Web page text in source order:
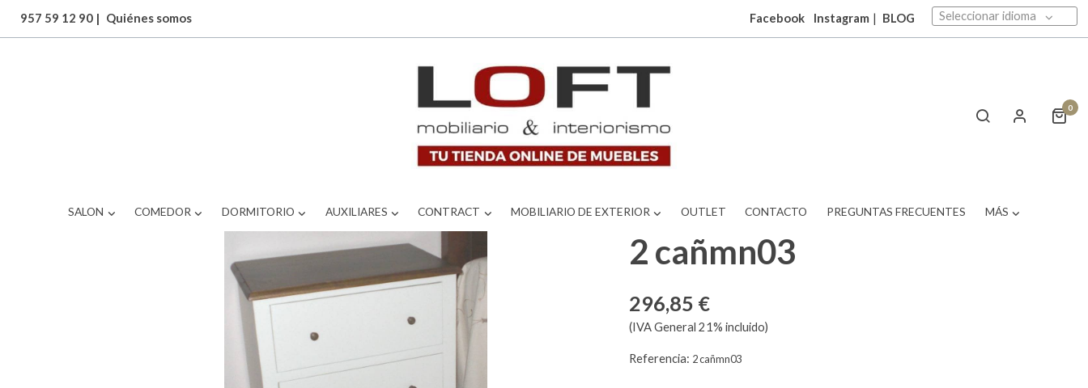
957 59 12 90 | Quiénes somos Facebook Instagram | BLOG Seleccionar idioma
0
SALON COMEDOR DORMITORIO AUXILIARES CONTRACT MOBILIARIO DE EXTERIOR OUTLET CONTACTO PREGUNTAS FRECUENTES MÁS
2 cañmn03
296,85 €
(IVA General 21% incluido)
Referencia: 2 cañmn03